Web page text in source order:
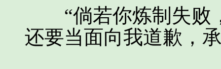
“倘若你炼制失败
还要当面向我道歉，